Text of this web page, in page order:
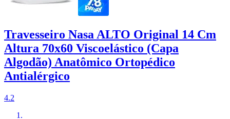
Travesseiro Nasa ALTO Original 14 Cm
Altura 70x60 Viscoelástico (Capa
Algodão) Anatômico Ortopédico
Antialérgico
4.2